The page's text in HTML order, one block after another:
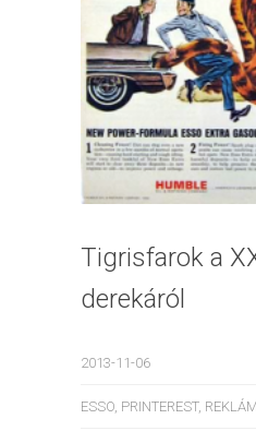
Tigrisfarok a
derekáról
2013-11-06
ESSO PRINTEREST, REKLÁM